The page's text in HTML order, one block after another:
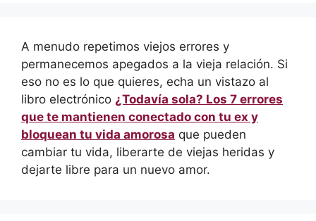
A menudo repetimos viejos errores y
permanecemos apegados a la vieja relación. Si
eso no es lo que quieres, echa un vistazo al
libro electrónico ¿Todavía sola? Los 7 errores
que te mantienen conectado con tu ex y
bloquean tu vida amorosa que pueden
cambiar tu vida, liberarte de viejas heridas y
dejarte libre para un nuevo amor.